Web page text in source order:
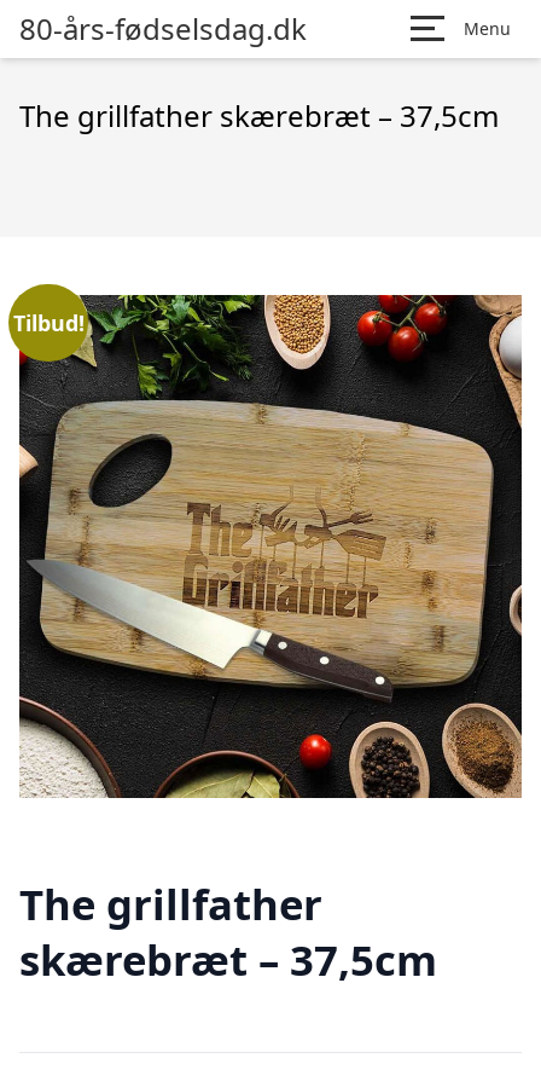
80-års-fødselsdag.dk Menu
The grillfather skærebræt – 37,5cm
Tilbud!
The grillfather
skærebræt – 37,5cm